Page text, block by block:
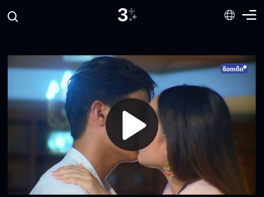
Play
Video
ดาวแค่ต้องการคนที่รักและใส่ใจดาว
ฉันต้องช่วยทิวา
อย่าพูดคำว่าโรคจิตให้ฉันได้ยิน